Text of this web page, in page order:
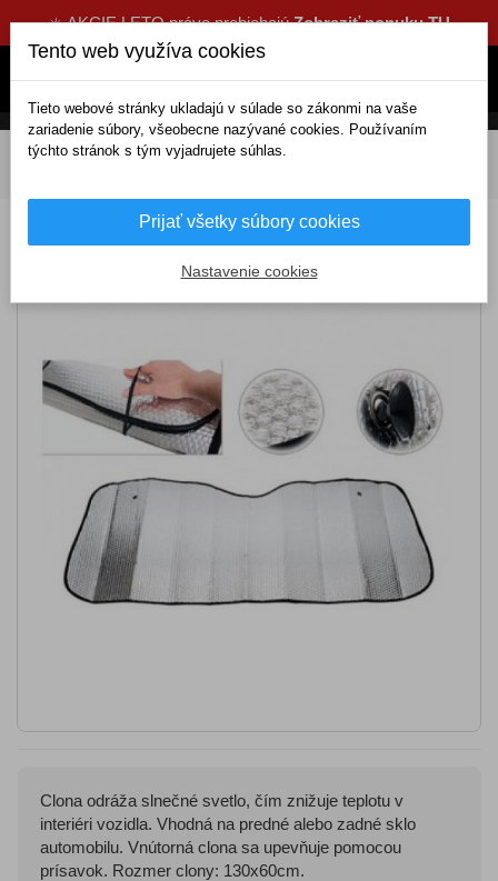
☀️ AKCIE LETO práve prebiehajúZobraziť ponuku TU
DOMOV Interiérové doplnky
Clona slnečná Bubble 130x60 cm
Clona odráža slnečné svetlo, čím znižuje teplotu v
interiéri vozidla. Vhodná na predné alebo zadné sklo
automobilu. Vnútorná clona sa upevňuje pomocou
prísavok. Rozmer clony: 130x60cm.
Tento web využíva cookies
Tieto webové stránky ukladajú v súlade so zákonmi na vaše
zariadenie súbory, všeobecne nazývané cookies. Používaním
týchto stránok s tým vyjadrujete súhlas.
Prijať všetky súbory cookies
Nastavenie cookies